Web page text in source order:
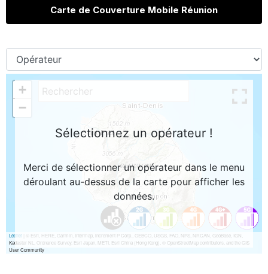
Carte de Couverture Mobile Réunion